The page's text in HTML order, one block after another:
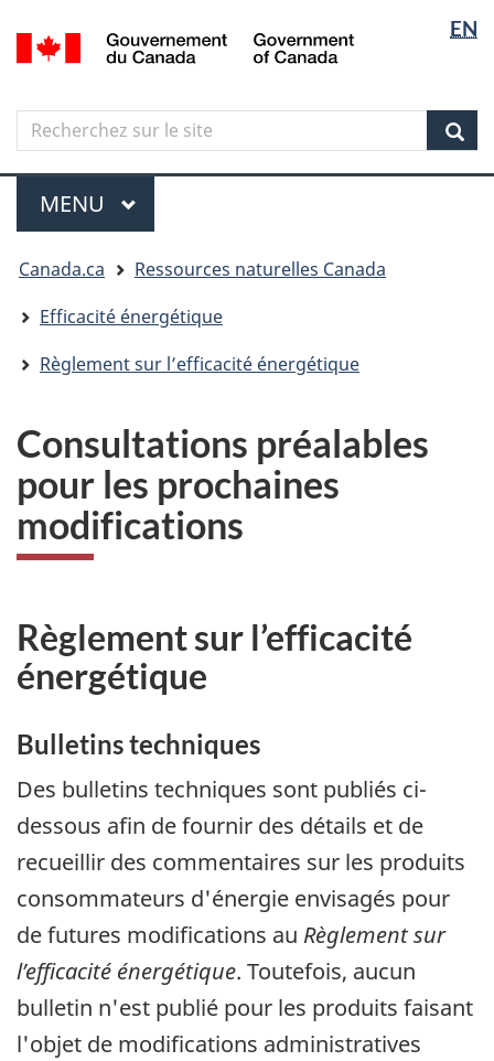
Aller
au
principal
Skip
to
government"
Passer
à
version
simplifiée
langue
EN
Canada
Search
Recherchez
sur
le
site
Menu
MENU PRINCIPAL
êtes
ici
Canada.ca
Ressources naturelles Canada
Efficacité énergétique
Règlement sur l’efficacité énergétique
Consultations préalables
pour les prochaines
modifications
Règlement sur l’efficacité
énergétique
Bulletins techniques
Des bulletins techniques sont publiés ci-
dessous afin de fournir des détails et de
recueillir des commentaires sur les produits
consommateurs d'énergie envisagés pour
de futures modifications au Règlement sur
l’efficacité énergétique. Toutefois, aucun
bulletin n'est publié pour les produits faisant
l'objet de modifications administratives